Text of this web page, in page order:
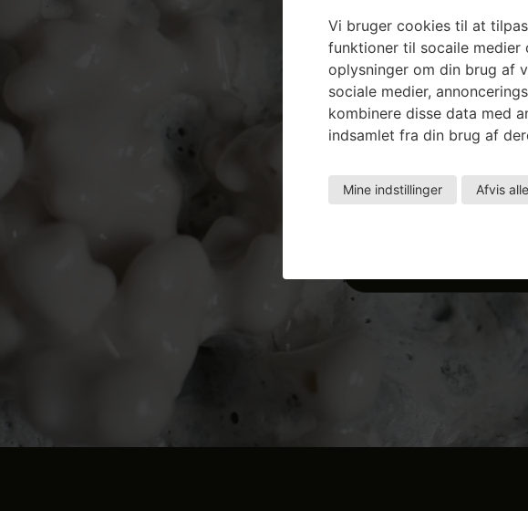
Få
Vi bruger cookies til at
funktioner til socaile medier
oplysninger om din brug af
sociale medier,
kombinere disse data med
indsamlet fra din brug af
Mine indstillinger Afvis alle